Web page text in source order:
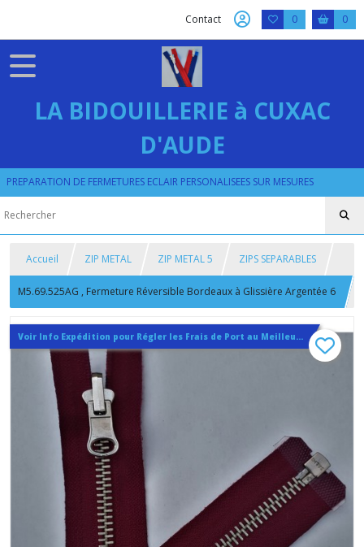
Contact 0 0
LA BIDOUILLERIE à CUXAC
D'AUDE
PREPARATION DE FERMETURES ECLAIR PERSONALISEES SUR MESURES
Accueil ZIP METAL ZIP METAL 5 ZIPS SEPARABLES
M5.69.525AG , Fermeture Réversible Bordeaux à Glissière Argentée 6
mm Sur Mesure 20 25 30 35 40 45 50 55 60 cm
Voir Info Expédition pour Régler les Frais de Port au Meilleur Prix , En haut d'ecran à Droite